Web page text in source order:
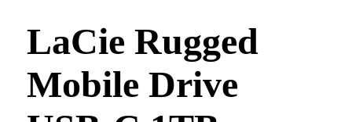
LaCie Rugged
Mobile Drive